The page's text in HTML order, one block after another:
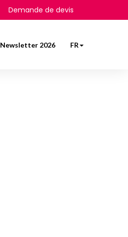
Demande de devis
Newsletter 2026 FR